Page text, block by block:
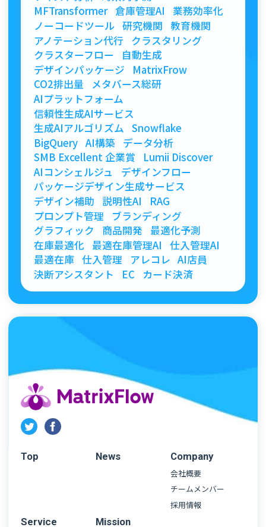
MFTransformer 倉庫管理AI
業務効率化
ノーコードツール 研究機関 教育機関
アノテーション代行
クラスタリング
クラスターフロー
自動生成
デザインパッケージ
MatrixFrow
CO2排出量
メタバース総研
AIプラットフォーム
信頼性生成AIサービス
生成AIアルゴリズム Snowflake
BigQuery AI構築
データ分析
SMB Excellent 企業賞
Lumii Discover
AIコンシェルジュ
デザインフロー
パッケージデザイン生成サービス
デザイン補助 説明性AI
RAG
プロンプト管理
ブランディング
グラフィック
商品開発
最適化予測
在庫最適化 最適在庫管理AI
仕入管理AI
最適在庫 仕入管理 アレコレ AI店員
決断アシスタント
EC カード決済
Top News
Company
会社概要
チームメンバー
採用情報
Service
Mission